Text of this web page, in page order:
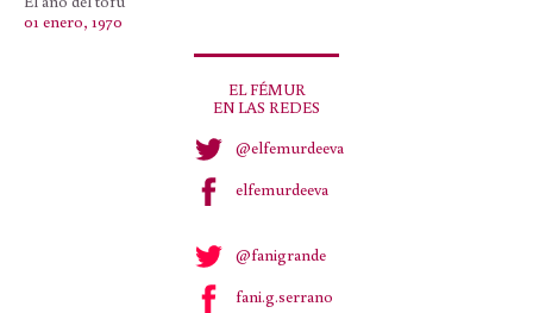
01 enero, 1970
EL FÉMUR
EN LAS REDES
@elfemurdeeva
elfemurdeeva
@fanigrande
fani.g.serrano